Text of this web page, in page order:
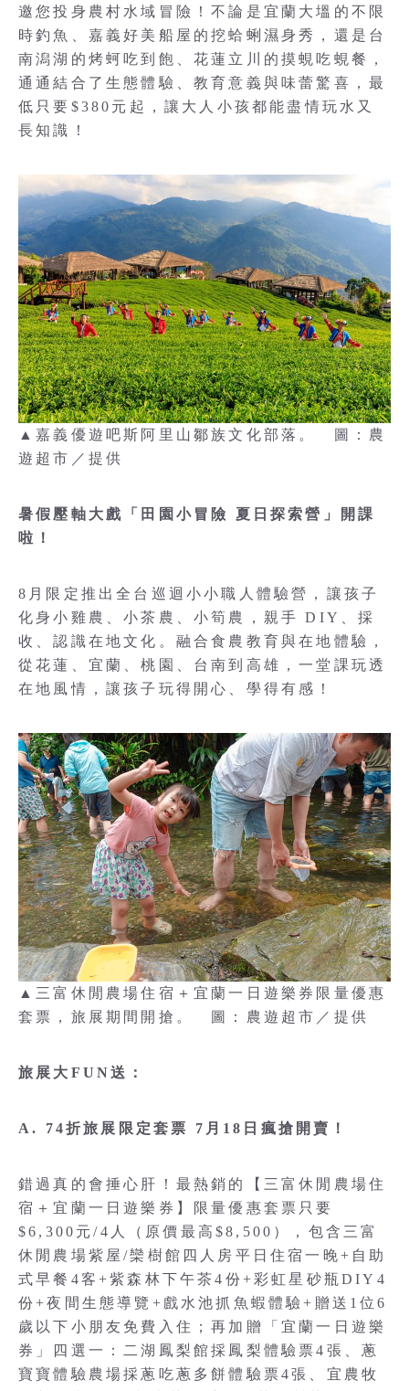
邀您投身農村水域冒險！不論是宜蘭大塭的不限
時釣魚、嘉義好美船屋的挖蛤蜊濕身秀，還是台
南潟湖的烤蚵吃到飽、花蓮立川的摸蜆吃蜆餐，
通通結合了生態體驗、教育意義與味蕾驚喜，最
低只要$380元起，讓大人小孩都能盡情玩水又
長知識！
▲嘉義優遊吧斯阿里山鄒族文化部落。 圖：農
遊超市／提供
暑假壓軸大戲「田園小冒險 夏日探索營」開課
啦！
8月限定推出全台巡迴小小職人體驗營，讓孩子
化身小雞農、小茶農、小筍農，親手 DIY、採
收、認識在地文化。融合食農教育與在地體驗，
從花蓮、宜蘭、桃園、台南到高雄，一堂課玩透
在地風情，讓孩子玩得開心、學得有感！
▲三富休閒農場住宿＋宜蘭一日遊樂券限量優惠
套票，旅展期間開搶。 圖：農遊超市／提供
旅展大FUN送：
A. 74折旅展限定套票 7月18日瘋搶開賣！
錯過真的會捶心肝！最熱銷的【三富休閒農場住
宿＋宜蘭一日遊樂券】限量優惠套票只要
$6,300元/4人（原價最高$8,500），包含三富
休閒農場紫屋/欒樹館四人房平日住宿一晚+自助
式早餐4客+紫森林下午茶4份+彩虹星砂瓶DIY4
份+夜間生態導覽+戲水池抓魚蝦體驗+贈送1位6
歲以下小朋友免費入住；再加贈「宜蘭一日遊樂
券」四選一：二湖鳳梨館採鳳梨體驗票4張、蔥
寶寶體驗農場採蔥吃蔥多餅體驗票4張、宜農牧